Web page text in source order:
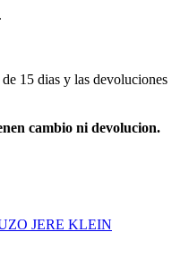
15 dias y las devoluciones
cambio ni devolucion.